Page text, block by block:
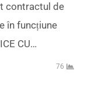
contractul de
în funcțiune
CU…
76